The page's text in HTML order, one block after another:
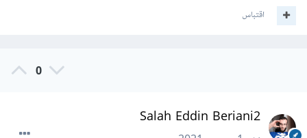
اقتباس
0
Salah Eddin Beriani2